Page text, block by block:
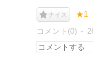
ナイス ★1
コメント(0)